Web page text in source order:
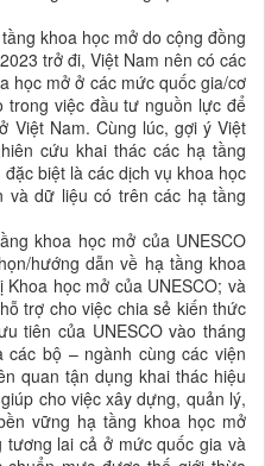
khoa học mở do cộng đồng
trở đi, Việt Nam nên có các
học mở ở các mức quốc gia/cơ
việc đầu tư nguồn lực để
Việt Nam. Cùng lúc, gợi ý Việt
cứu khai thác các hạ tầng
biệt là các dịch vụ khoa học
và dữ liệu có trên các hạ tầng
khoa học mở của UNESCO
hướng dẫn về hạ tầng khoa
học mở của UNESCO; và
trợ cho việc chia sẻ kiến thức
tiên của UNESCO vào tháng
các bộ – ngành cùng các viện
quan tận dụng khai thác hiệu
cho việc xây dựng, quản lý,
vững hạ tầng khoa học mở
lai cả ở mức quốc gia và